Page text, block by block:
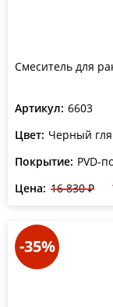
Смеситель для
Артикул: 6603
Цвет: Черный
Покрытие: PVD-
Цена: 16 830 ₽
-35%